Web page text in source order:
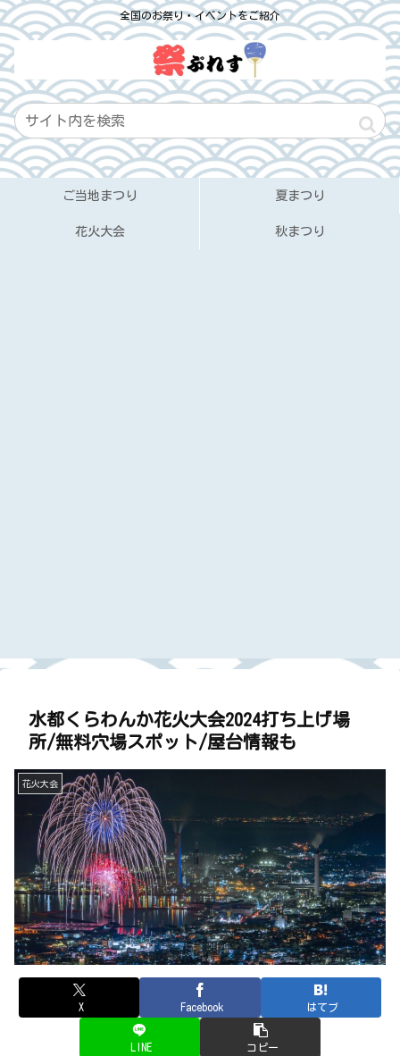
全国のお祭り・イベントをご紹介
ご当地まつり 夏まつり
花火大会 秋まつり
水都くらわんか花火大会2024打ち上げ場
所/無料穴場スポット/屋台情報も
花火大会
X Facebook はてブ
LINE コピー